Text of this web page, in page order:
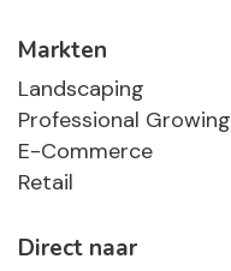
Markten
Landscaping
Professional Growing
E-Commerce
Retail
Direct naar